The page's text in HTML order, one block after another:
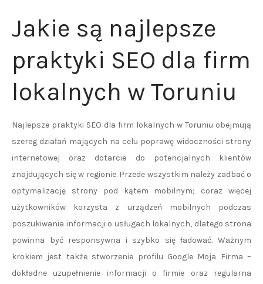
Jakie są najlepsze
praktyki SEO dla firm
lokalnych w Toruniu
Najlepsze praktyki SEO dla firm lokalnych w Toruniu obejmują
szereg działań mających na celu poprawę widoczności strony
internetowej oraz dotarcie do potencjalnych klientów
znajdujących się w regionie. Przede wszystkim należy zadbać o
optymalizację strony pod kątem mobilnym; coraz więcej
użytkowników korzysta z urządzeń mobilnych podczas
poszukiwania informacji o usługach lokalnych, dlatego strona
powinna być responsywna i szybko się ładować. Ważnym
krokiem jest także stworzenie profilu Google Moja Firma –
dokładne uzupełnienie informacji o firmie oraz regularna